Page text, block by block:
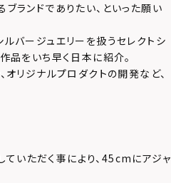
ランドでありたい、といった願い
バージュエリーを扱うセレクトシ
品をいち早く日本に紹介。
オリジナルプロダクトの開発など、
いただく事により、45cmにアジャ